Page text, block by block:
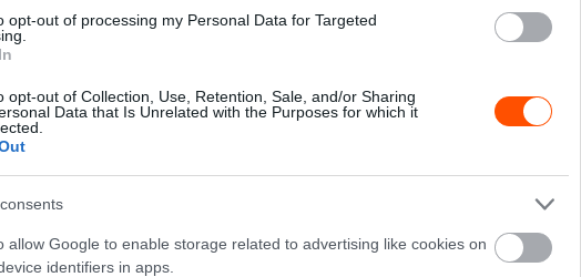
opt-out of processing my Personal Data for Targeted
opt-out of Collection, Use, Retention, Sale, and/or Sharing
Data that Is Unrelated with the Purposes for which it
allow Google to enable storage related to advertising like cookies on
identifiers in apps.
utóbb nem tűnne fel egy másik F1-es istállónál.
a Ferrari jut eszébe, hiszen a
Akkor nemet mondott az ajánlatra, most
ezzel együtt az is tény, hogy a Scuderiát
év végén lejár, ráadásul az olasz sajtó nemrég
ban megvédte kollégáját.
– nyilatkozta a Brit Nagydíj